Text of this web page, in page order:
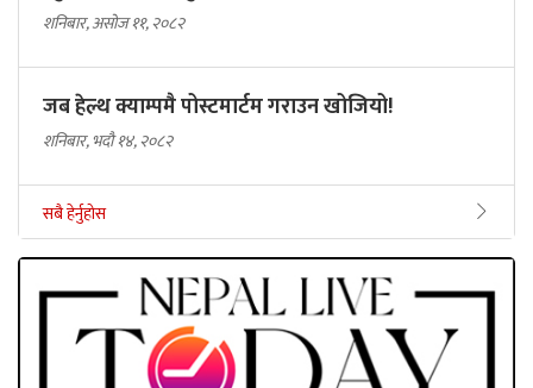
शनिबार, असोज ११, २०८२
जब हेल्थ क्याम्पमै पोस्टमार्टम गराउन खोजियो!
शनिबार, भदौ १४, २०८२
सबै हेर्नुहोस